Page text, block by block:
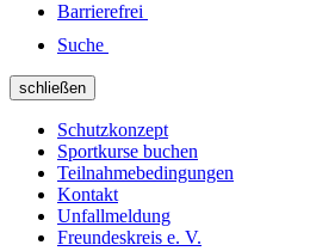
Barrierefrei
Suche
schließen
Schutzkonzept
Sportkurse buchen
Teilnahmebedingungen
Kontakt
Unfallmeldung
Freundeskreis e. V.